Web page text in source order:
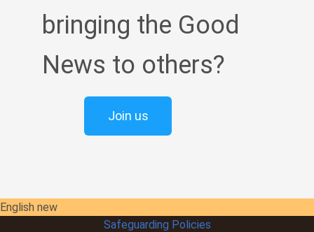
bringing the Good
News to others?
Join us
English new
Safeguarding Policies